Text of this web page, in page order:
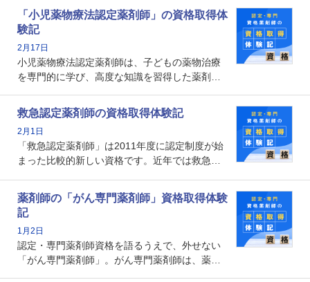
剤師としての専門性を示す客観的な根拠の一つ
となります。取得要件は多岐に渡り、審査も複
数回ありますが、患者さんに対して一定の能力
の証明になる資格と言えます。
「小児薬物療法認定薬剤師」の資格取得体
験記
2月17日
小児薬物療法認定薬剤師は、子どもの薬物治療
を専門的に学び、高度な知識を習得した薬剤師
や、特有の疾患、心理状況を理解し、専門性を
深めることで、子どもとその保護者に寄り添え
る存在です。今回はそんな小児薬物療法認定薬
剤師の取得体験記をご紹介します。
救急認定薬剤師の資格取得体験記
2月1日
「救急認定薬剤師」は2011年度に認定制度が始
まった比較的新しい資格です。近年では救急病
とから、救急認定薬剤師を目指す病院薬剤師も
増えているのではないでしょうか。今回はそん
な救急認定薬剤師の取得体験記をご紹介しま
す。
薬剤師の「がん専門薬剤師」資格取得体験
記
1月2日
認定・専門薬剤師資格を語るうえで、外せない
「がん専門薬剤師」。がん専門薬剤師は、薬剤